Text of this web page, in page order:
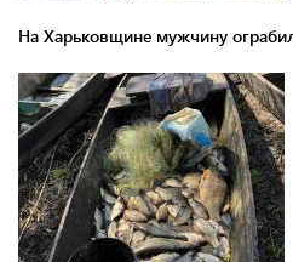
На Харьковщине мужчину